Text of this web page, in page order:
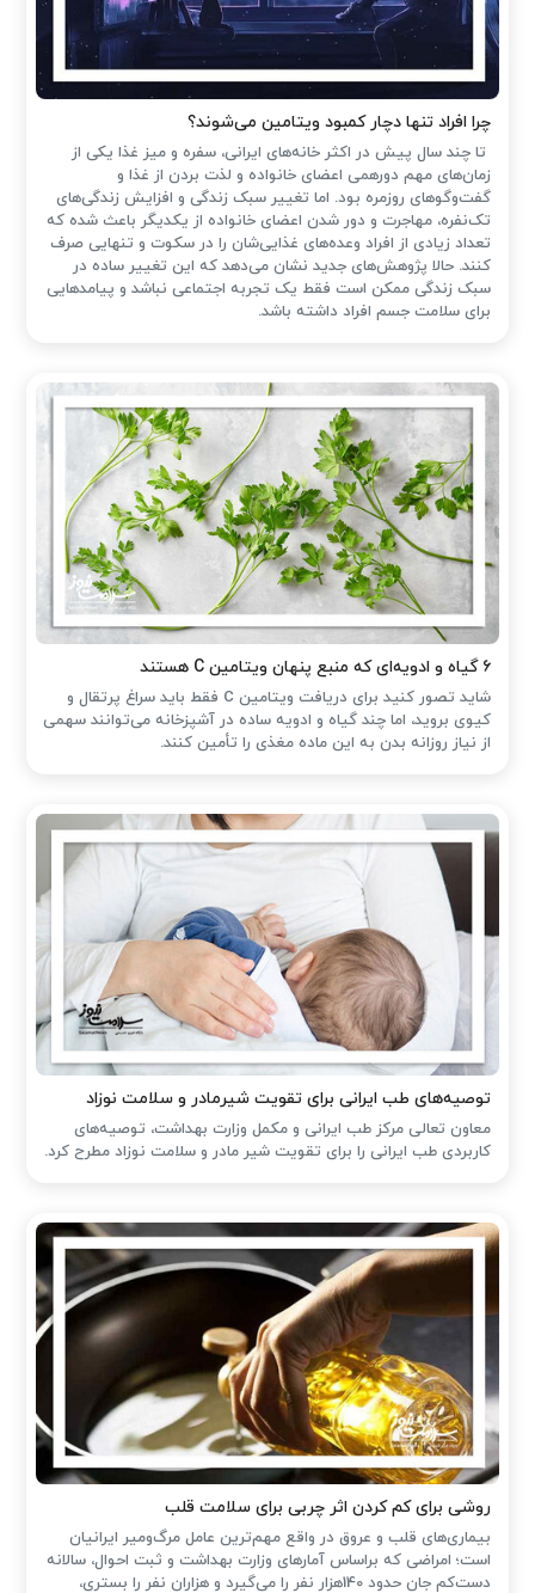
چرا افراد تنها دچار کمبود ویتامین می‌شوند؟
تا چند سال پیش در اکثر خانه‌های ایرانی، سفره و میز غذا یکی از
زمان‌های مهم دورهمی اعضای خانواده و لذت بردن از غذا و
گفت‌وگوهای روزمره بود. اما تغییر سبک زندگی و افزایش زندگی‌های
تک‌نفره، مهاجرت و دور شدن اعضای خانواده از یکدیگر باعث شده که
تعداد زیادی از افراد وعده‌های غذایی‌شان را در سکوت و تنهایی صرف
کنند. حالا پژوهش‌های جدید نشان می‌دهد که این تغییر ساده در
سبک زندگی ممکن است فقط یک تجربه اجتماعی نباشد و پیامدهایی
برای سلامت جسم افراد داشته باشد.
۶ گیاه و ادویه‌ای که منبع پنهان ویتامین C هستند
شاید تصور کنید برای دریافت ویتامین C فقط باید سراغ پرتقال و
کیوی بروید، اما چند گیاه و ادویه ساده در آشپزخانه می‌توانند سهمی
از نیاز روزانه بدن به این ماده مغذی را تأمین کنند.
توصیه‌های طب ایرانی برای تقویت شیرمادر و سلامت نوزاد
معاون تعالی مرکز طب ایرانی و مکمل وزارت بهداشت، توصیه‌های
کاربردی طب ایرانی را برای تقویت شیر مادر و سلامت نوزاد مطرح کرد.
روشی برای کم کردن اثر چربی برای سلامت قلب
بیماری‌های قلب و عروق در واقع مهم‌ترین عامل مرگ‌ومیر ایرانیان
است؛ امراضی که براساس آمارهای وزارت بهداشت و ثبت احوال، سالانه
دست‌کم جان حدود 140هزار نفر را می‌گیرد و هزاران نفر را بستری،